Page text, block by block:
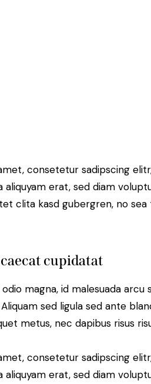
consetetur sadipscing
erat, sed diam
clita kasd gubergren, no
cupidatat
magna, id malesuada
sed ligula sed ante
metus, nec dapibus risus
consetetur sadipscing
erat, sed diam